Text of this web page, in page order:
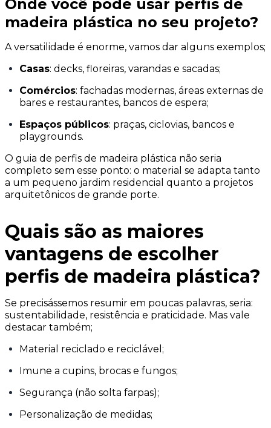
Onde você pode usar perfis de
madeira plástica no seu projeto?
A versatilidade é enorme, vamos dar alguns exemplos;
Casas: decks, floreiras, varandas e sacadas;
Comércios: fachadas modernas, áreas externas de
bares e restaurantes, bancos de espera;
Espaços públicos: praças, ciclovias, bancos e
playgrounds.
O guia de perfis de madeira plástica não seria
completo sem esse ponto: o material se adapta tanto
a um pequeno jardim residencial quanto a projetos
arquitetônicos de grande porte.
Quais são as maiores
vantagens de escolher
perfis de madeira plástica?
Se precisássemos resumir em poucas palavras, seria:
sustentabilidade, resistência e praticidade. Mas vale
destacar também;
Material reciclado e reciclável;
Imune a cupins, brocas e fungos;
Segurança (não solta farpas);
Personalização de medidas;